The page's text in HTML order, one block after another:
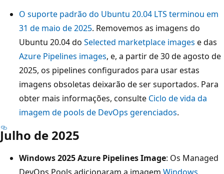
O suporte padrão do Ubuntu 20.04 LTS terminou em
31 de maio de 2025. Removemos as imagens do
Ubuntu 20.04 do Selected marketplace images e das
Azure Pipelines images, e, a partir de 30 de agosto de
2025, os pipelines configurados para usar estas
imagens obsoletas deixarão de ser suportados. Para
obter mais informações, consulte Ciclo de vida da
imagem de pools de DevOps gerenciados.
Julho de 2025
Windows 2025 Azure Pipelines Image: Os Managed
DevOps Pools adicionaram a imagem Windows